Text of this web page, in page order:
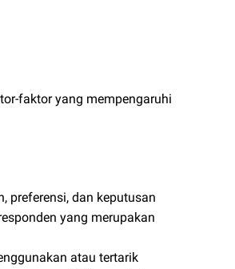
faktor yang mempengaruhi
preferensi, dan keputusan
yang merupakan
atau tertarik